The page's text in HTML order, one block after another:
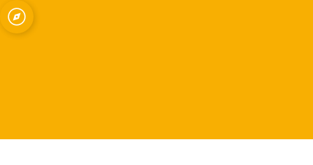
Open quicklink menu